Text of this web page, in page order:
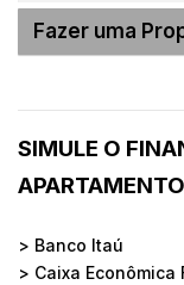
SIMULE O
APARTAMENTO
> Banco Itaú
> Caixa Econômica